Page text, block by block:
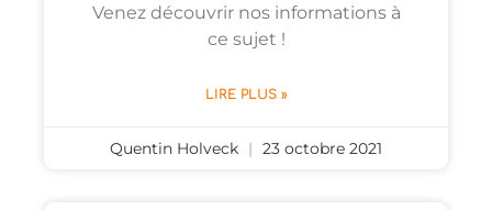
Venez découvrir nos informations à
ce sujet !
LIRE PLUS »
Quentin Holveck 23 octobre 2021